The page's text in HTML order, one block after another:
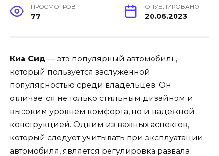
ПРОСМОТРОВ
77
ОПУБЛИКОВАНО
20.06.2023
Киа Сид — это популярный автомобиль,
который пользуется заслуженной
популярностью среди владельцев. Он
отличается не только стильным дизайном и
высоким уровнем комфорта, но и надежной
конструкцией. Одним из важных аспектов,
который следует учитывать при эксплуатации
автомобиля, является регулировка развала